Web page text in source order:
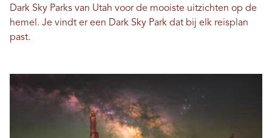
Dark Sky Parks van Utah voor de mooiste uitzichten op de
hemel. Je vindt er een Dark Sky Park dat bij elk reisplan
past.